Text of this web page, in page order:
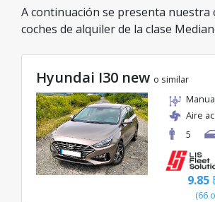
A continuación se presenta nuestra
coches de alquiler de la clase
modelo ideal de la categoría
tarifas excelentes desde solo 40€/
Hyundai I30 new o similar
Aire
5
9.85
(66